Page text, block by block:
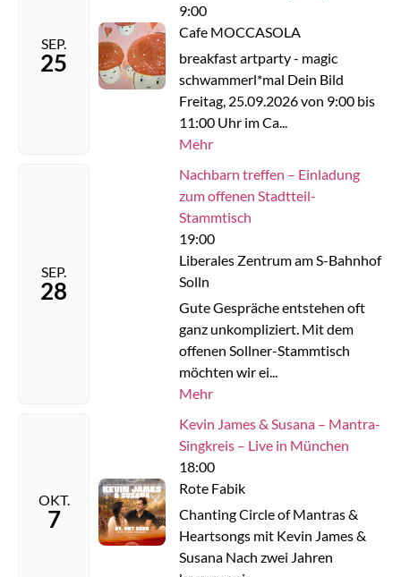
SEP.
25
9:00
Cafe MOCCASOLA
breakfast artparty - magic
schwammerl*mal Dein Bild
Freitag, 25.09.2026 von 9:00 bis
11:00 Uhr im Ca...
Mehr
SEP.
28
Nachbarn treffen – Einladung
zum offenen Stadtteil-
Stammtisch
19:00
Liberales Zentrum am S-Bahnhof
Solln
Gute Gespräche entstehen oft
ganz unkompliziert. Mit dem
offenen Sollner-Stammtisch
möchten wir ei...
Mehr
OKT.
7
Kevin James & Susana – Mantra-
Singkreis – Live in München
18:00
Rote Fabik
Chanting Circle of Mantras &
Heartsongs mit Kevin James &
Susana Nach zwei Jahren